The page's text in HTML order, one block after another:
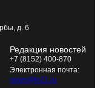
д. 6
Редакция новостей
+7 (8152) 400-870
Электронная почта:
news@tv21.ru